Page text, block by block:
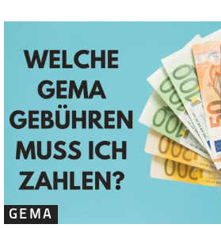
GEMA